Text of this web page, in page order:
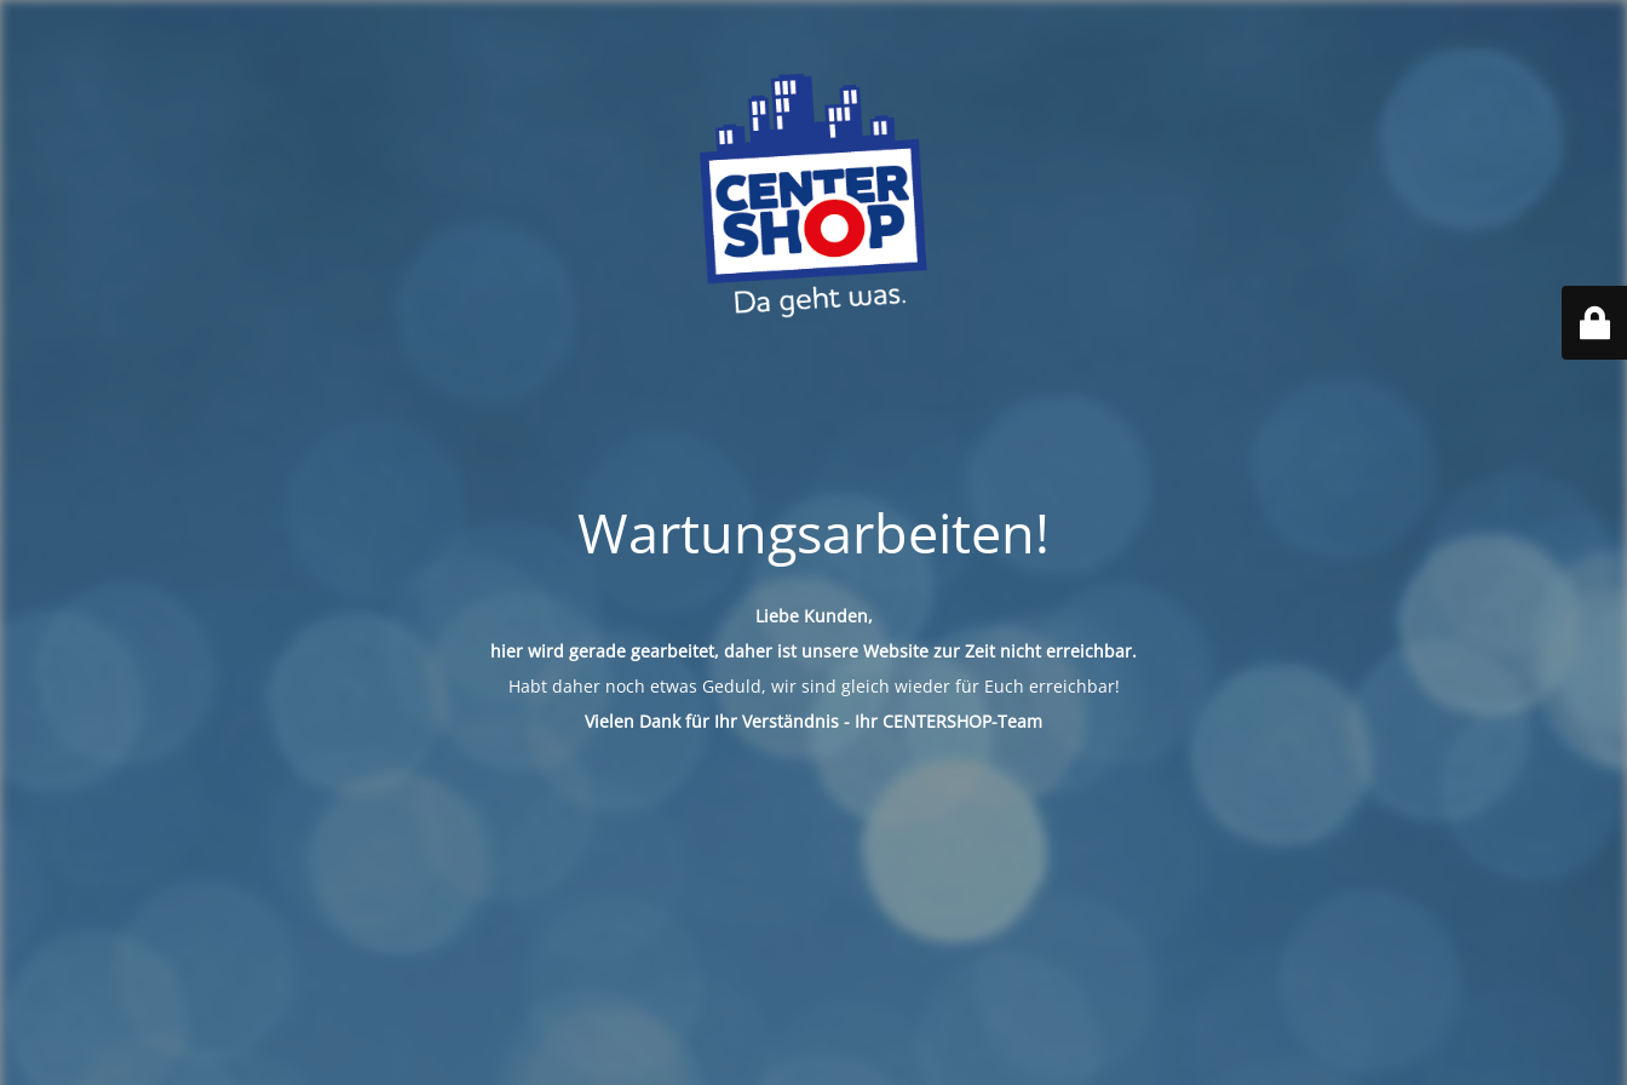
Wartungsarbeiten!
Liebe Kunden,
hier wird gerade gearbeitet, daher ist unsere Website zur Zeit nicht erreichbar.
Habt daher noch etwas Geduld, wir sind gleich wieder für Euch erreichbar!
Vielen Dank für Ihr Verständnis - Ihr CENTERSHOP-Team